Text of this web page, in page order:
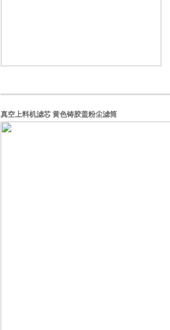
真空上料机滤芯 黄色铸胶盖粉尘滤筒